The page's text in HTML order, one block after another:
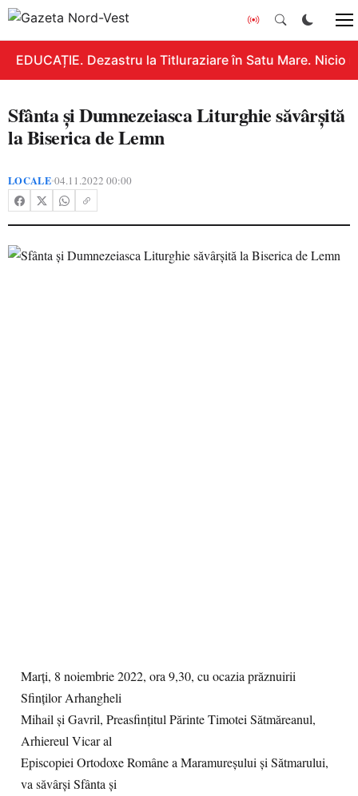
EDUCAȚIE. Dezastru la Titluraziare în Satu Mare. Nicio
Sfânta și Dumnezeiasca Liturghie săvârșită
la Biserica de Lemn
LOCALE•04.11.2022 00:00
Marți, 8 noiembrie 2022, ora 9,30, cu ocazia prăznuirii
Sfinților Arhangheli
Mihail și Gavril, Preasfințitul Părinte Timotei Sătmăreanul,
Arhiereul Vicar al
Episcopiei Ortodoxe Române a Maramureșului și Sătmarului,
va săvârși Sfânta și